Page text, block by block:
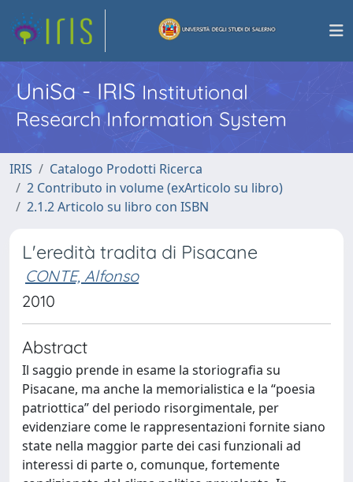
UniSa - IRISInstitutional
Research Information System
IRIS
Catalogo Prodotti Ricerca
2 Contributo in volume (exArticolo su libro)
2.1.2 Articolo su libro con ISBN
L'eredità tradita di Pisacane
CONTE, Alfonso
2010
Abstract
Il saggio prende in esame la storiografia su
Pisacane, ma anche la memorialistica e la “poesia
patriottica” del periodo risorgimentale, per
evidenziare come le rappresentazioni fornite siano
state nella maggior parte dei casi funzionali ad
interessi di parte o, comunque, fortemente